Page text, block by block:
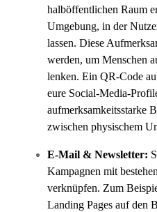
halböffentlichen Raum
Umgebung, in der
lassen. Diese
werden, um Menschen
lenken. Ein QR-Code
eure Social-Media-
aufmerksamkeitsstarke
zwischen physischem
E-Mail & Newsletter:
Kampagnen mit
verknüpfen. Zum
Landing Pages auf den